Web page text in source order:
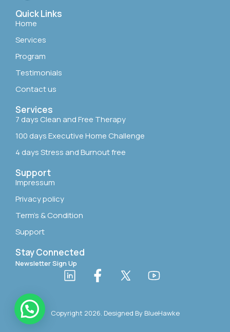
Quick Links
Home
Services
Program
Testimonials
Contact us
Services
7 days Clean and Free Therapy
100 days Executive Home Challenge
4 days Stress and Burnout free
Support
Impressum
Privacy policy
Term’s & Condition
Support
Stay Connected
Newsletter Sign Up
Copyright 2026. Designed By BlueHawke